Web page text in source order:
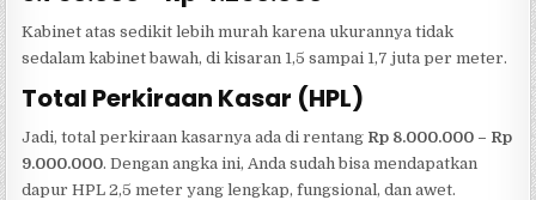
Kabinet atas sedikit lebih murah karena ukurannya tidak
sedalam kabinet bawah, di kisaran 1,5 sampai 1,7 juta per meter.
Total Perkiraan Kasar (HPL)
Jadi, total perkiraan kasarnya ada di rentang Rp 8.000.000 – Rp
9.000.000. Dengan angka ini, Anda sudah bisa mendapatkan
dapur HPL 2,5 meter yang lengkap, fungsional, dan awet.